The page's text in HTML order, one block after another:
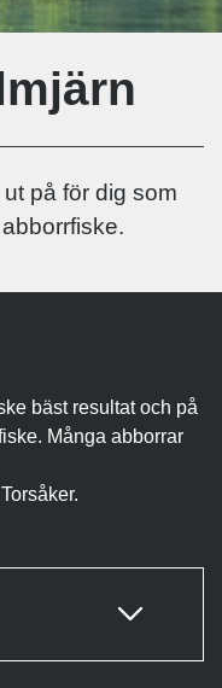
på för dig som
bäst resultat och på
Många abborrar